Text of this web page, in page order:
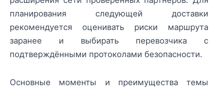
планирования следующей доставки
рекомендуется оценивать риски маршрута
заранее и выбирать перевозчика с
подтверждёнными протоколами безопасности.
Основные моменты и преимущества темы